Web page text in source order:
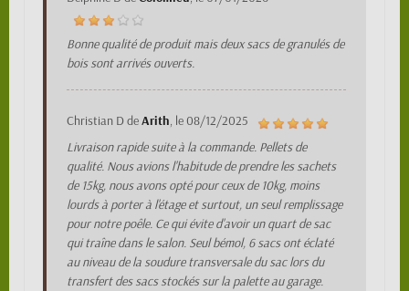
Bonne qualité de produit mais deux sacs de granulés de
bois sont arrivés ouverts.
Christian DdeArith, le08/12/2025
Livraison rapide suite à la commande. Pellets de
qualité. Nous avions l'habitude de prendre les sachets
de 15kg, nous avons opté pour ceux de 10kg, moins
lourds à porter à l'étage et surtout, un seul remplissage
pour notre poêle. Ce qui évite d'avoir un quart de sac
qui traîne dans le salon. Seul bémol, 6 sacs ont éclaté
au niveau de la soudure transversale du sac lors du
transfert des sacs stockés sur la palette au garage.